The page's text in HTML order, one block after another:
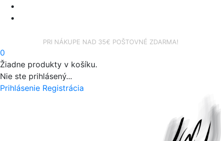
PRI NÁKUPE NAD 35€ POŠTOVNÉ ZDARMA!
0
Žiadne produkty v košíku.
Nie ste prihlásený...
Prihlásenie Registrácia